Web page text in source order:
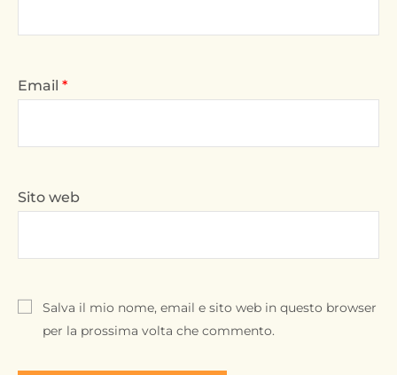
Email *
Sito web
Salva il mio nome, email e sito web in questo browser
per la prossima volta che commento.